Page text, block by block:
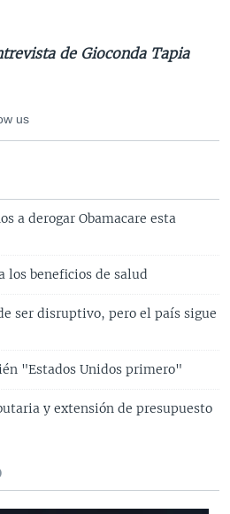
de Gioconda Tapia
us
a derogar Obamacare esta
los beneficios de salud
ser disruptivo, pero el país sigue
"Estados Unidos primero"
y extensión de presupuesto